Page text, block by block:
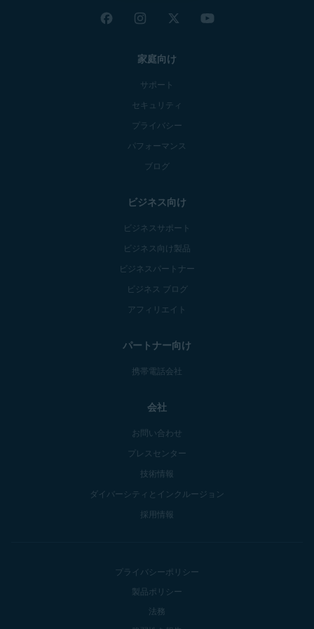
家庭向け
サポート
セキュリティ
プライバシー
パフォーマンス
ブログ
ビジネス向け
ビジネスサポート
ビジネス向け製品
ビジネスパートナー
ビジネス ブログ
アフィリエイト
パートナー向け
携帯電話会社
会社
お問い合わせ
プレスセンター
技術情報
ダイバーシティとインクルージョン
採用情報
プライバシーポリシー
製品ポリシー
法務